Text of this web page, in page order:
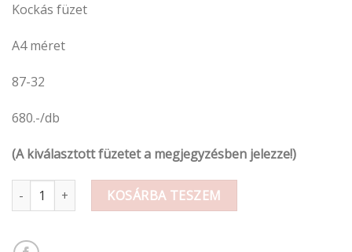
Kockás füzet
A4 méret
87-32
680.-/db
(A kiválasztott füzetet a megjegyzésben jelezze!)
Kockás füzet A4 mennyiségKOSÁRBA TESZEM